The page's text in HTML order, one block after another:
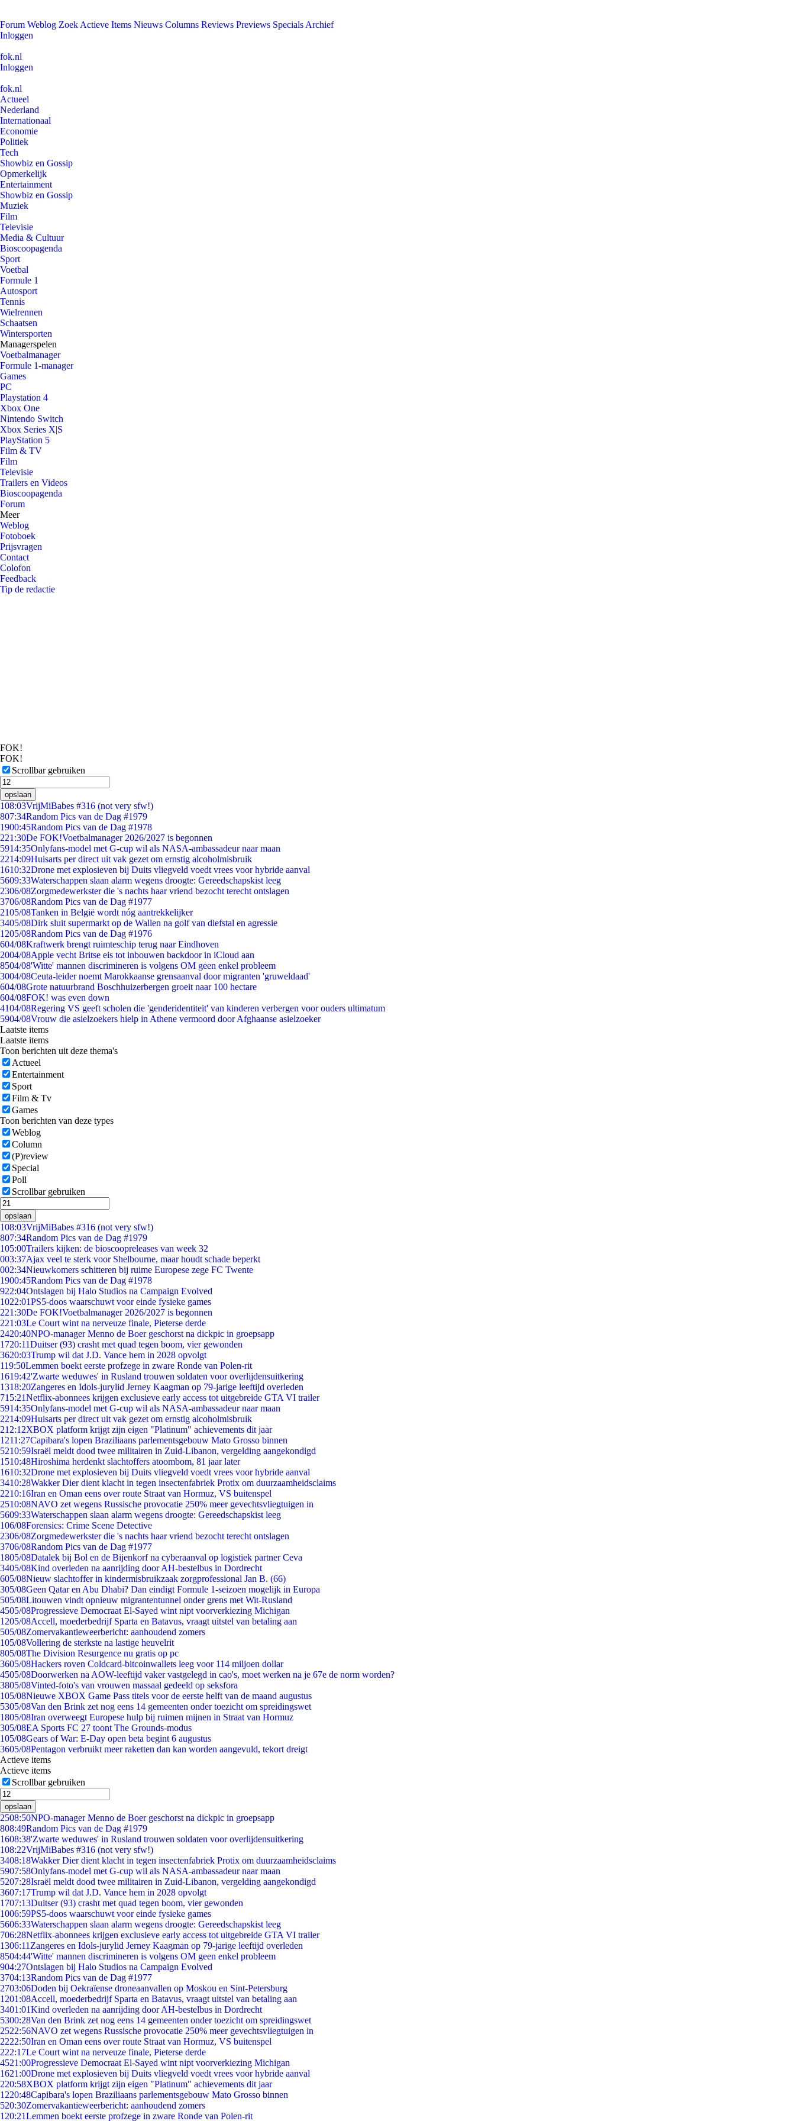
Forum Weblog Zoek Actieve Items Nieuws Columns Reviews Previews Specials Archief
Inloggen
fok.nl
Inloggen
fok.nl
Actueel
Nederland
Internationaal
Economie
Politiek
Tech
Showbiz en Gossip
Opmerkelijk
Entertainment
Showbiz en Gossip
Muziek
Film
Televisie
Media & Cultuur
Bioscoopagenda
Sport
Voetbal
Formule 1
Autosport
Tennis
Wielrennen
Schaatsen
Wintersporten
Managerspelen
Voetbalmanager
Formule 1-manager
Games
PC
Playstation 4
Xbox One
Nintendo Switch
Xbox Series X|S
PlayStation 5
Film & TV
Film
Televisie
Trailers en Videos
Bioscoopagenda
Forum
Meer
Weblog
Fotoboek
Prijsvragen
Contact
Colofon
Feedback
Tip de redactie
FOK!
FOK!
Scrollbar gebruiken
opslaan
108:03VrijMiBabes #316 (not very sfw!)
807:34Random Pics van de Dag #1979
1900:45Random Pics van de Dag #1978
221:30De FOK!Voetbalmanager 2026/2027 is begonnen
5914:35Onlyfans-model met G-cup wil als NASA-ambassadeur naar maan
2214:09Huisarts per direct uit vak gezet om ernstig alcoholmisbruik
1610:32Drone met explosieven bij Duits vliegveld voedt vrees voor hybride aanval
5609:33Waterschappen slaan alarm wegens droogte: Gereedschapskist leeg
2306/08Zorgmedewerkster die 's nachts haar vriend bezocht terecht ontslagen
3706/08Random Pics van de Dag #1977
2105/08Tanken in België wordt nóg aantrekkelijker
3405/08Dirk sluit supermarkt op de Wallen na golf van diefstal en agressie
1205/08Random Pics van de Dag #1976
604/08Kraftwerk brengt ruimteschip terug naar Eindhoven
2004/08Apple vecht Britse eis tot inbouwen backdoor in iCloud aan
8504/08'Witte' mannen discrimineren is volgens OM geen enkel probleem
3004/08Ceuta-leider noemt Marokkaanse grensaanval door migranten 'gruweldaad'
604/08Grote natuurbrand Boschhuizerbergen groeit naar 100 hectare
604/08FOK! was even down
4104/08Regering VS geeft scholen die 'genderidentiteit' van kinderen verbergen voor ouders ultimatum
5904/08Vrouw die asielzoekers hielp in Athene vermoord door Afghaanse asielzoeker
Laatste items
Laatste items
Toon berichten uit deze thema's
Actueel
Entertainment
Sport
Film & Tv
Games
Toon berichten van deze types
Weblog
Column
(P)review
Special
Poll
Scrollbar gebruiken
opslaan
108:03VrijMiBabes #316 (not very sfw!)
807:34Random Pics van de Dag #1979
105:00Trailers kijken: de bioscoopreleases van week 32
003:37Ajax veel te sterk voor Shelbourne, maar houdt schade beperkt
002:34Nieuwkomers schitteren bij ruime Europese zege FC Twente
1900:45Random Pics van de Dag #1978
922:04Ontslagen bij Halo Studios na Campaign Evolved
1022:01PS5-doos waarschuwt voor einde fysieke games
221:30De FOK!Voetbalmanager 2026/2027 is begonnen
221:03Le Court wint na nerveuze finale, Pieterse derde
2420:40NPO-manager Menno de Boer geschorst na dickpic in groepsapp
1720:11Duitser (93) crasht met quad tegen boom, vier gewonden
3620:03Trump wil dat J.D. Vance hem in 2028 opvolgt
119:50Lemmen boekt eerste profzege in zware Ronde van Polen-rit
1619:42'Zwarte weduwes' in Rusland trouwen soldaten voor overlijdensuitkering
1318:20Zangeres en Idols-jurylid Jerney Kaagman op 79-jarige leeftijd overleden
715:21Netflix-abonnees krijgen exclusieve early access tot uitgebreide GTA VI trailer
5914:35Onlyfans-model met G-cup wil als NASA-ambassadeur naar maan
2214:09Huisarts per direct uit vak gezet om ernstig alcoholmisbruik
212:12XBOX platform krijgt zijn eigen "Platinum" achievements dit jaar
1211:27Capibara's lopen Braziliaans parlementsgebouw Mato Grosso binnen
5210:59Israël meldt dood twee militairen in Zuid-Libanon, vergelding aangekondigd
1510:48Hiroshima herdenkt slachtoffers atoombom, 81 jaar later
1610:32Drone met explosieven bij Duits vliegveld voedt vrees voor hybride aanval
3410:28Wakker Dier dient klacht in tegen insectenfabriek Protix om duurzaamheidsclaims
2210:16Iran en Oman eens over route Straat van Hormuz, VS buitenspel
2510:08NAVO zet wegens Russische provocatie 250% meer gevechtsvliegtuigen in
5609:33Waterschappen slaan alarm wegens droogte: Gereedschapskist leeg
106/08Forensics: Crime Scene Detective
2306/08Zorgmedewerkster die 's nachts haar vriend bezocht terecht ontslagen
3706/08Random Pics van de Dag #1977
1805/08Datalek bij Bol en de Bijenkorf na cyberaanval op logistiek partner Ceva
3405/08Kind overleden na aanrijding door AH-bestelbus in Dordrecht
605/08Nieuw slachtoffer in kindermisbruikzaak zorgprofessional Jan B. (66)
305/08Geen Qatar en Abu Dhabi? Dan eindigt Formule 1-seizoen mogelijk in Europa
505/08Litouwen vindt opnieuw migrantentunnel onder grens met Wit-Rusland
4505/08Progressieve Democraat El-Sayed wint nipt voorverkiezing Michigan
1205/08Accell, moederbedrijf Sparta en Batavus, vraagt uitstel van betaling aan
505/08Zomervakantieweerbericht: aanhoudend zomers
105/08Vollering de sterkste na lastige heuvelrit
805/08The Division Resurgence nu gratis op pc
3605/08Hackers roven Coldcard-bitcoinwallets leeg voor 114 miljoen dollar
4505/08Doorwerken na AOW-leeftijd vaker vastgelegd in cao's, moet werken na je 67e de norm worden?
3805/08Vinted-foto's van vrouwen massaal gedeeld op seksfora
105/08Nieuwe XBOX Game Pass titels voor de eerste helft van de maand augustus
5305/08Van den Brink zet nog eens 14 gemeenten onder toezicht om spreidingswet
1805/08Iran overweegt Europese hulp bij ruimen mijnen in Straat van Hormuz
305/08EA Sports FC 27 toont The Grounds-modus
105/08Gears of War: E-Day open beta begint 6 augustus
3605/08Pentagon verbruikt meer raketten dan kan worden aangevuld, tekort dreigt
Actieve items
Actieve items
Scrollbar gebruiken
opslaan
2508:50NPO-manager Menno de Boer geschorst na dickpic in groepsapp
808:49Random Pics van de Dag #1979
1608:38'Zwarte weduwes' in Rusland trouwen soldaten voor overlijdensuitkering
108:22VrijMiBabes #316 (not very sfw!)
3408:18Wakker Dier dient klacht in tegen insectenfabriek Protix om duurzaamheidsclaims
5907:58Onlyfans-model met G-cup wil als NASA-ambassadeur naar maan
5207:28Israël meldt dood twee militairen in Zuid-Libanon, vergelding aangekondigd
3607:17Trump wil dat J.D. Vance hem in 2028 opvolgt
1707:13Duitser (93) crasht met quad tegen boom, vier gewonden
1006:59PS5-doos waarschuwt voor einde fysieke games
5606:33Waterschappen slaan alarm wegens droogte: Gereedschapskist leeg
706:28Netflix-abonnees krijgen exclusieve early access tot uitgebreide GTA VI trailer
1306:11 Zangeres en Idols-jurylid Jerney Kaagman op 79-jarige leeftijd overleden
8504:44'Witte' mannen discrimineren is volgens OM geen enkel probleem
904:27Ontslagen bij Halo Studios na Campaign Evolved
3704:13Random Pics van de Dag #1977
2703:06Doden bij Oekraïense droneaanvallen op Moskou en Sint-Petersburg
1201:08Accell, moederbedrijf Sparta en Batavus, vraagt uitstel van betaling aan
3401:01Kind overleden na aanrijding door AH-bestelbus in Dordrecht
5300:28Van den Brink zet nog eens 14 gemeenten onder toezicht om spreidingswet
2522:56NAVO zet wegens Russische provocatie 250% meer gevechtsvliegtuigen in
2222:50Iran en Oman eens over route Straat van Hormuz, VS buitenspel
222:17Le Court wint na nerveuze finale, Pieterse derde
4521:00Progressieve Democraat El-Sayed wint nipt voorverkiezing Michigan
1621:00Drone met explosieven bij Duits vliegveld voedt vrees voor hybride aanval
220:58XBOX platform krijgt zijn eigen "Platinum" achievements dit jaar
1220:48Capibara's lopen Braziliaans parlementsgebouw Mato Grosso binnen
520:30Zomervakantieweerbericht: aanhoudend zomers
1 20:21Lemmen boekt eerste profzege in zware Ronde van Polen-rit